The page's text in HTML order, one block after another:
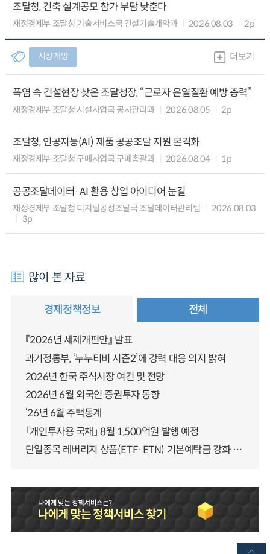
조달청, 건축 설계공모 참가 부담 낮춘다
재정경제부 조달청 기술서비스국 건설기술계약과 2026.08.03 2p
시장개방 더보기
폭염 속 건설현장 찾은 조달청장, “근로자 온열질환 예방 총력”
재정경제부 조달청 시설사업국 공사관리과 2026.08.05 2p
조달청, 인공지능(AI) 제품 공공조달 지원 본격화
재정경제부 조달청 구매사업국 구매총괄과 2026.08.04 1p
공공조달데이터·AI 활용 창업 아이디어 눈길
재정경제부 조달청 디지털공정조달국 조달데이터관리팀
2026.08.03
3p
많이 본 자료
경제정책정보 전체
『2026년 세제개편안』 발표
과기정통부, ‘누누티비 시즌2’에 강력 대응 의지 밝혀
2026년 한국 주식시장 여건 및 전망
2026년 6월 외국인 증권투자 동향
‘26년 6월 주택통계
「개인투자용 국채」 8월 1,500억원 발행 예정
단일종목 레버리지 상품(ETF·ETN) 기본예탁금 강화 조기시행 방안 안내